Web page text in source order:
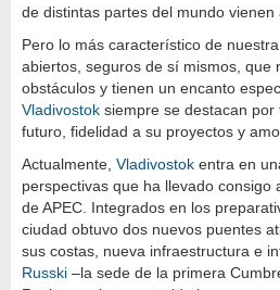
de distintas partes del mundo vienen
Pero lo más característico de
abiertos, seguros de sí mismos, que
obstáculos y tienen un encanto
Vladivostok siempre se destacan
futuro, fidelidad a su proyectos y
Actualmente, Vladivostok entra en
perspectivas que ha llevado consigo
de APEC. Integrados en los
ciudad obtuvo dos nuevos puentes
sus costas, nueva infraestructura e
Russki –la sede de la primera